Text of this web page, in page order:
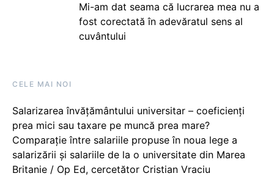
Mi-am dat seama că lucrarea mea nu a
fost corectată în adevăratul sens al
cuvântului
CELE MAI NOI
Salarizarea învățământului universitar – coeficienți
prea mici sau taxare pe muncă prea mare?
Comparație între salariile propuse în noua lege a
salarizării și salariile de la o universitate din Marea
Britanie / Op Ed, cercetător Cristian Vraciu